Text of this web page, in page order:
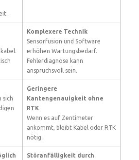
Komplexere Technik
Sensorfusion und Software
erhöhen Wartungsbedarf.
Fehlerdiagnose kann
anspruchsvoll sein.
sich
Geringere
Kantengenauigkeit ohne
RTK
Wenn es auf Zentimeter
ankommt, bleibt Kabel oder RTK
nötig.
Störanfälligkeit durch